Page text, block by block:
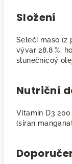
Složení
Selečí maso (z
vývar 28,8 %,
slunečnicoý
Nutriční
Vitamin D3
(síran